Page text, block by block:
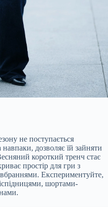
не поступається
навпаки, дозволяє їй зайняти
короткий тренч стає
простір для гри з
Експериментуйте,
шортами-